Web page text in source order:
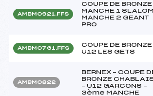
AMBM0921.FFS
COUPE DE BRONZE
MANCHE 1 SLALOM
MANCHE 2 GEANT
PRO
AMBM0761.FFS
COUPE DE BRONZE
U12 LES GETS
AMBM0822
BERNEX – COUPE
BRONZE
– U12 GARCONS –
3ème MANCHE